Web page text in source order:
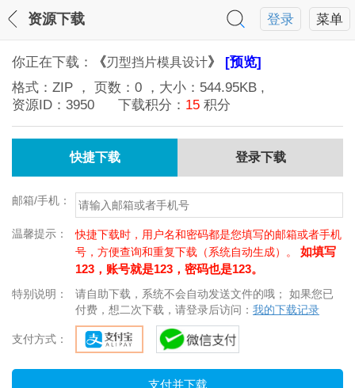
菜单
登录
资源下载
你正在下载： 《刃型挡片模具设计》 [预览]
格式： ZIP ， 页数： 0 ，大小： 544.95KB ,
资源ID： 3950 下载积分： 15 积分
快捷下载 登录下载
邮箱/手机：
温馨提示：
快捷下载时，用户名和密码都是您填写的邮箱或者手机
号，方便查询和重复下载（系统自动生成）。 如填写
123，账号就是123，密码也是123。
特别说明：
请自助下载，系统不会自动发送文件的哦； 如果您已
付费，想二次下载，请登录后访问： 我的下载记录
支付方式：